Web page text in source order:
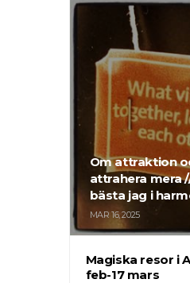
Om attraktion
attrahera mera
bästa jag i
MAR 16, 2025
Magiska resor i
feb-17 mars